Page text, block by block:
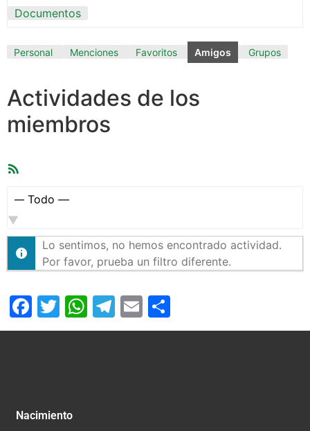
Documentos
Personal Menciones Favoritos Amigos Grupos
Actividades de los
miembros
Mostrar:
Lo sentimos, no hemos encontrado actividad.
Por favor, prueba un filtro diferente.
Facebook
Twitter
WhatsApp
Telegram
Email
Nacimiento